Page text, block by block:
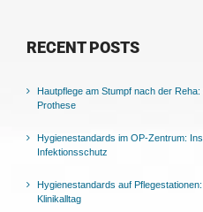
RECENT POSTS
Hautpflege am Stumpf nach der
Prothese
Hygienestandards im OP-Zentrum:
Infektionsschutz
Hygienestandards auf
Klinikalltag